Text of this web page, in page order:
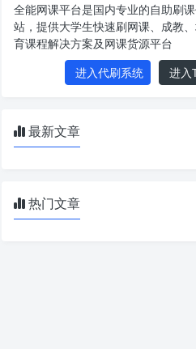
全能网课平台是国内专业的自助刷
站，提供大学生快速刷网课、成教
育课程解决方案及网课货源平台
进入代刷系统
进入
最新文章
热门文章